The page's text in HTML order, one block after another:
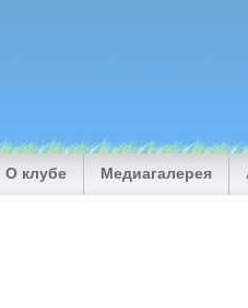
О клубе Медиагалерея